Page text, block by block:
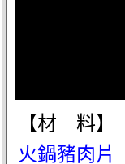
【材 料】
火鍋豬肉片